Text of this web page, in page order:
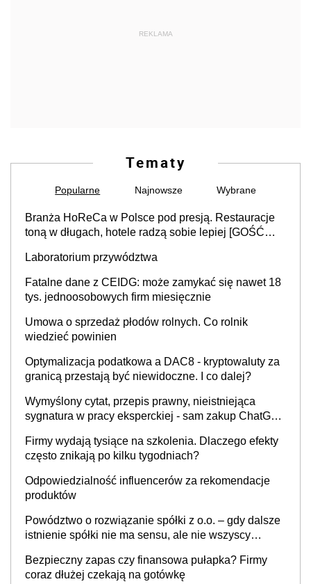
REKLAMA
Tematy
Popularne Najnowsze Wybrane
Branża HoReCa w Polsce pod presją. Restauracje
toną w długach, hotele radzą sobie lepiej [GOŚĆ
Laboratorium przywództwa
Fatalne dane z CEIDG: może zamykać się nawet 18
tys. jednoosobowych firm miesięcznie
Umowa o sprzedaż płodów rolnych. Co rolnik
wiedzieć powinien
Optymalizacja podatkowa a DAC8 - kryptowaluty za
granicą przestają być niewidoczne. I co dalej?
Wymyślony cytat, przepis prawny, nieistniejąca
sygnatura w pracy eksperckiej - sam zakup ChatGPT
Firmy wydają tysiące na szkolenia. Dlaczego efekty
często znikają po kilku tygodniach?
Odpowiedzialność influencerów za rekomendacje
produktów
Powództwo o rozwiązanie spółki z o.o. – gdy dalsze
istnienie spółki nie ma sensu, ale nie wszyscy
Bezpieczny zapas czy finansowa pułapka? Firmy
coraz dłużej czekają na gotówkę